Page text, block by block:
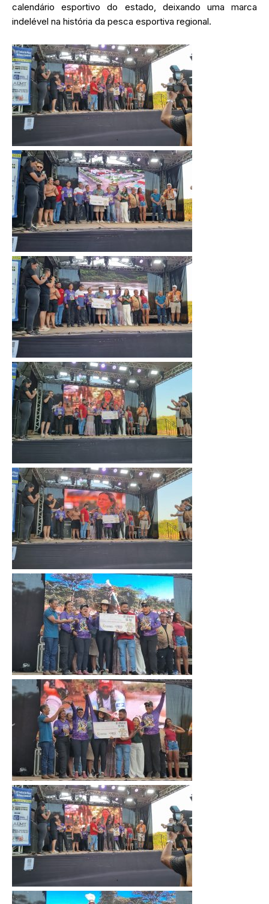
calendário esportivo do estado, deixando uma marca
indelével na história da pesca esportiva regional.